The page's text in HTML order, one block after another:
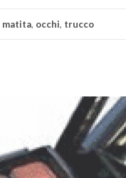
matita, occhi, trucco